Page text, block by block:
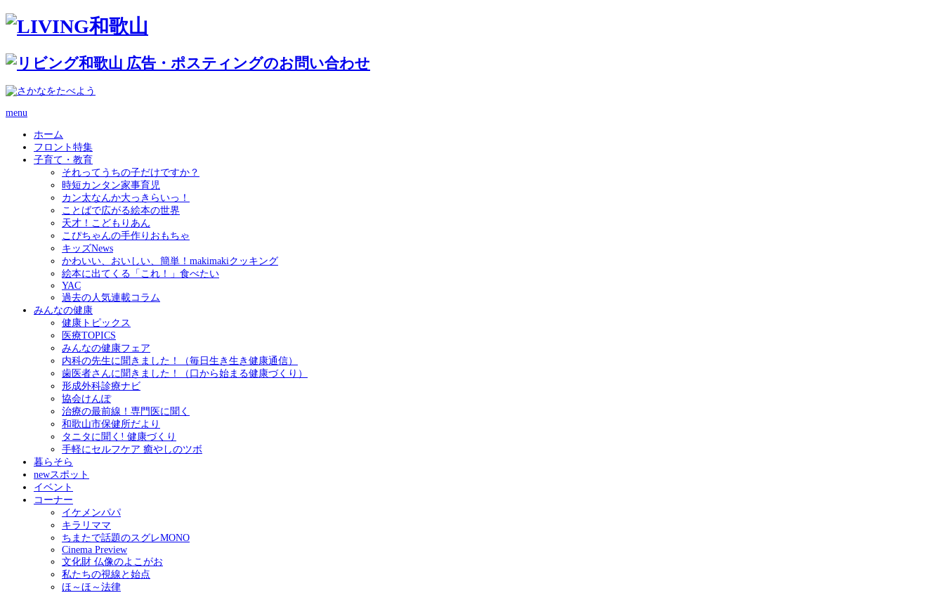
menu
ホーム
フロント特集
子育て・教育
それってうちの子だけですか？
時短カンタン家事育児
カン太なんか大っきらいっ！
ことばで広がる絵本の世界
天才！こどもりあん
こぴちゃんの手作りおもちゃ
キッズNews
かわいい、おいしい、簡単！makimakiクッキング
絵本に出てくる「これ！」食べたい
YAC
過去の人気連載コラム
みんなの健康
健康トピックス
医療TOPICS
みんなの健康フェア
内科の先生に聞きました！（毎日生き生き健康通信）
歯医者さんに聞きました！（口から始まる健康づくり）
形成外科診療ナビ
協会けんぽ
治療の最前線！専門医に聞く
和歌山市保健所だより
タニタに聞く! 健康づくり
手軽にセルフケア 癒やしのツボ
暮らそら
newスポット
イベント
コーナー
イケメンパパ
キラリママ
ちまたで話題のスグレMONO
Cinema Preview
文化財 仏像のよこがお
私たちの視線と始点
ほ～ほ～法律